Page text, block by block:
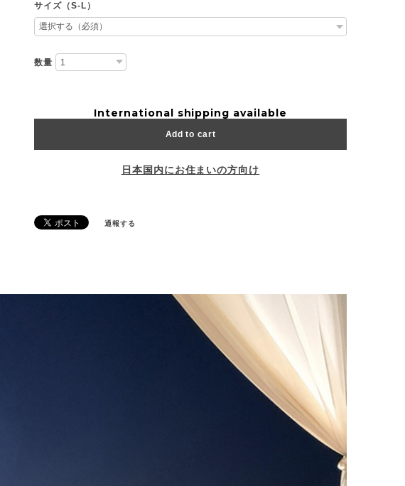
サイズ（S-L）
数量
International shipping available
Add to cart
日本国内にお住まいの方向け
通報する